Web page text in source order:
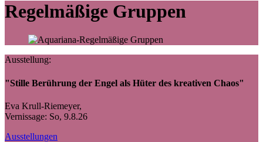
Regelmäßige Gruppen
Ausstellung:
"Stille Berührung der Engel als Hüter des kreativen Chaos"
Eva Krull-Riemeyer,
Vernissage: So, 9.8.26
Ausstellungen